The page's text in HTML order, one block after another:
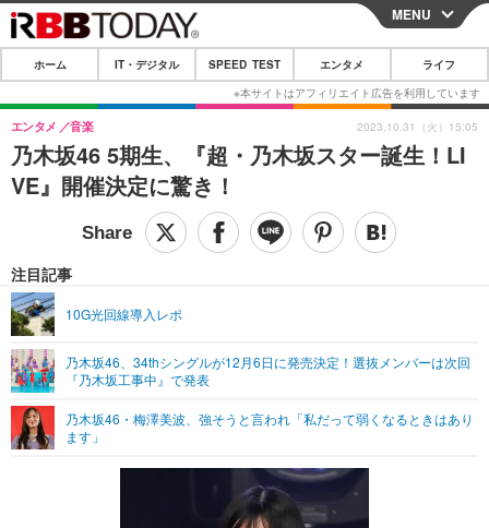
CLOSE
ホーム
IT・デジタル
IT・デジタルTOP スマートフォン
ショッピング その他
SPEED TEST
エンタメTOP 映画・ドラマ
グラビア
ショッピング その他
ライフTOP
その他
リリース一覧
プッシュ通知の停止方法
MENU
ホーム IT・デジタル SPEED TEST エンタメ ライフ
乃木坂46 5期生、『超・乃木坂スター誕生！LI
VE』開催決定に驚き！
エンタメ 音楽
注目記事
10G光回線導入レポ
乃木坂46、34thシングルが12月6日に発売決定！選抜メンバーは次回
『乃木坂工事中』で発表
乃木坂46・梅澤美波、強そうと言われ「私だって弱くなるときはあり
ます」
2023.10.31（火）15:05